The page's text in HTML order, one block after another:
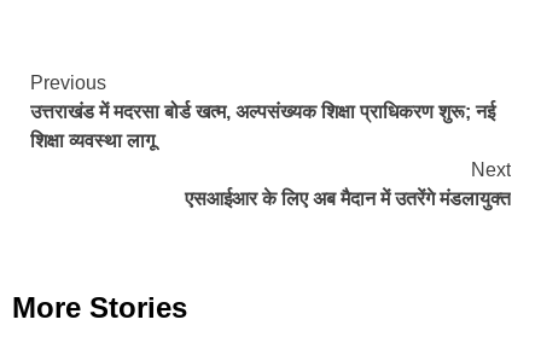
Continue
Reading
Previous
उत्तराखंड में मदरसा बोर्ड खत्म, अल्पसंख्यक शिक्षा प्राधिकरण शुरू; नई
शिक्षा व्यवस्था लागू
Next
एसआईआर के लिए अब मैदान में उतरेंगे मंडलायुक्त
More Stories